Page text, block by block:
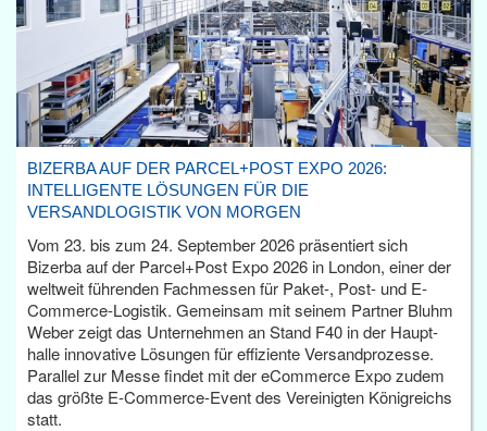
BIZERBA AUF DER PARCEL+POST EXPO 2026:
INTELLIGENTE LÖSUNGEN FÜR DIE
VERSANDLOGISTIK VON MORGEN
Vom 23. bis zum 24. September 2026 präsentiert sich
Bizerba auf der Parcel+Post Expo 2026 in London, einer der
weltweit führenden Fachmessen für Paket-, Post- und E-
Commerce-Logistik. Gemeinsam mit seinem Partner Bluhm
Weber zeigt das Unternehmen an Stand F40 in der Haupt­
halle innovative Lösungen für effiziente Versandprozesse.
Parallel zur Messe findet mit der eCommerce Expo zudem
das größte E-Commerce-Event des Vereinigten Königreichs
statt.